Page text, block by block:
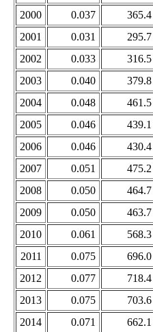
2000
0.037 365.4
2001
0.031 295.7
2002
0.033 316.5
2003
0.040 379.8
2004
0.048 461.5
2005
0.046 439.1
2006
0.046 430.4
2007
0.051 475.2
2008
0.050 464.7
2009
0.050 463.7
2010
0.061 568.3
2011
0.075 696.0
2012
0.077 718.4
2013
0.075 703.6
2014
0.071 662.1